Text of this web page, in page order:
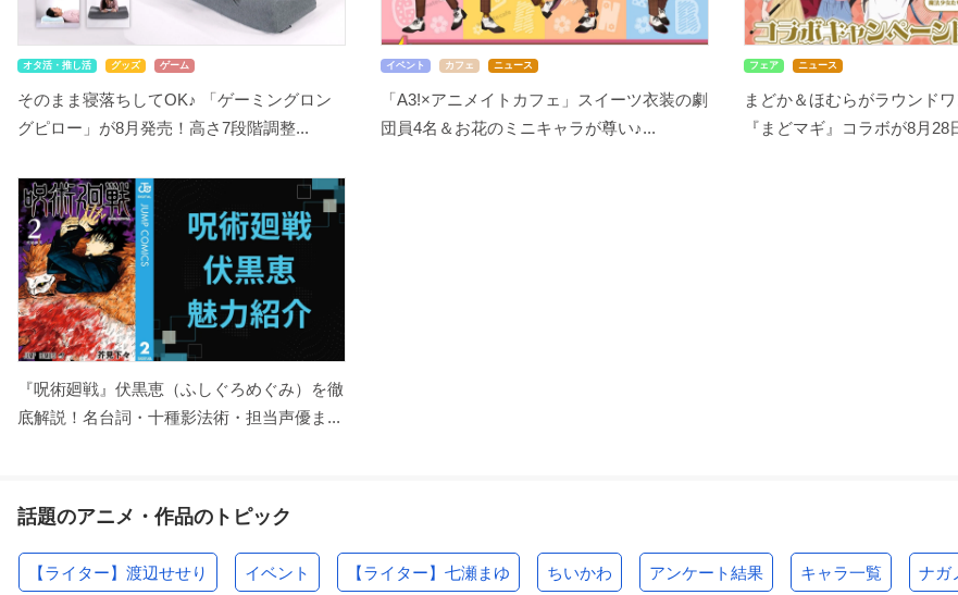
オタ活・推し活 グッズ ゲーム
そのまま寝落ちしてOK♪ 「ゲーミングロン
グピロー」が8月発売！高さ7段階調整...
イベント カフェ ニュース
「A3!×アニメイトカフェ」スイーツ衣装の劇
団員4名＆お花のミニキャラが尊い♪...
フェア ニュース
まどか＆ほむらがラウンド
『まどマギ』コラボが8月28
『呪術廻戦』伏黒恵（ふしぐろめぐみ）を徹
底解説！名台詞・十種影法術・担当声優ま...
話題のアニメ・作品のトピック
【ライター】渡辺せせり イベント 【ライター】七瀬まゆ ちいかわ アンケート結果 キャラ一覧 ナガ